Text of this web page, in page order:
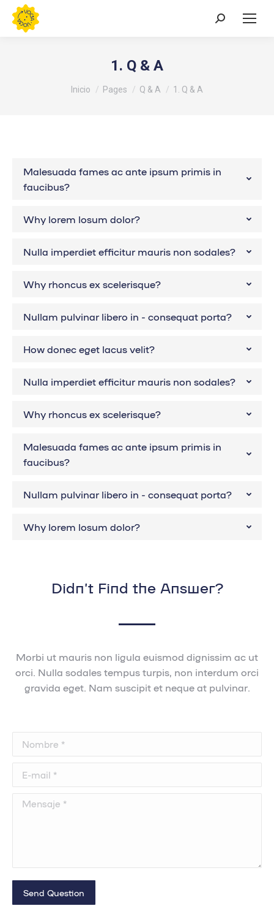
Buscar:
1. Q & A
Estás aquí:
Inicio Pages Q & A 1. Q & A
Malesuada fames ac ante ipsum primis in
faucibus?
Why lorem losum dolor?
Nulla imperdiet efficitur mauris non sodales?
Why rhoncus ex scelerisque?
Nullam pulvinar libero in - consequat porta?
How donec eget lacus velit?
Nulla imperdiet efficitur mauris non sodales?
Why rhoncus ex scelerisque?
Malesuada fames ac ante ipsum primis in
faucibus?
Nullam pulvinar libero in - consequat porta?
Why lorem losum dolor?
Didn’t Find the Answer?
Morbi ut mauris non ligula euismod dignissim ac ut
orci. Nulla sodales tempus turpis, non interdum orci
gravida eget. Nam suscipit et neque at pulvinar.
Nombre *
E-mail *
Mensaje *
Send Question